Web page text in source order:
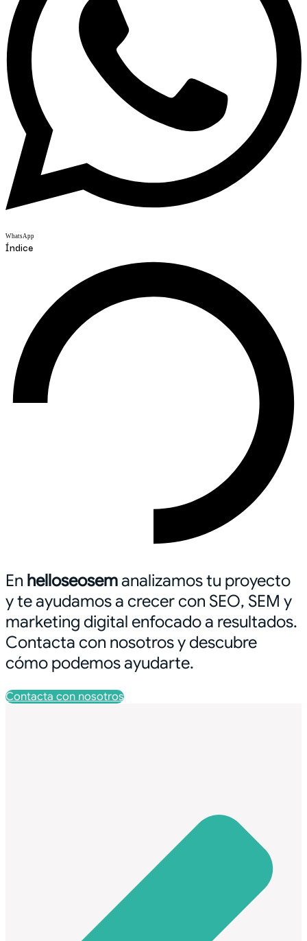
WhatsApp
Índice
En helloseosemanalizamos tu proyecto
y te ayudamos a crecer con SEO, SEM y
marketing digital enfocado a resultados.
Contacta con nosotros y descubre
cómo podemos ayudarte.
Contacta con nosotros